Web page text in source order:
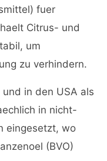
fuer
Citrus- und
um
zu verhindern.
in den USA als
in nicht-
eingesetzt, wo
(BVO)